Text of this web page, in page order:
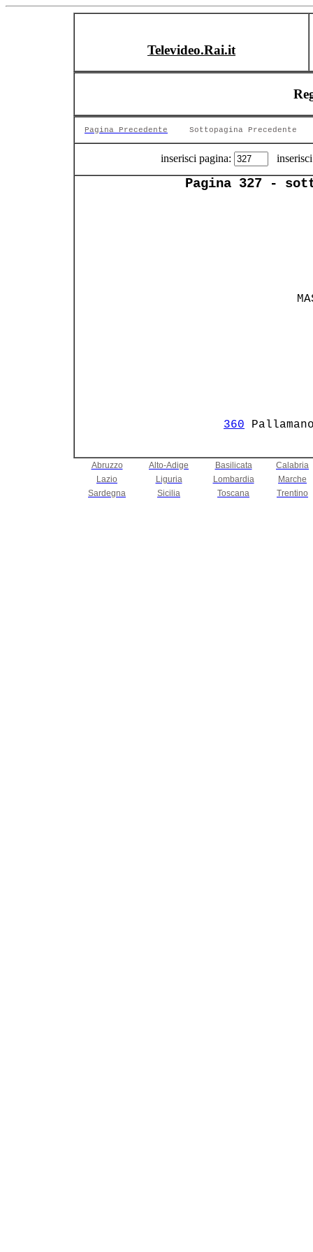
Televideo.Rai.it
Pagina Precedente Sottopagina Precedente
inserisci pagina:
Pagina 327 -
360
Abruzzo Alto-Adige Basilicata
Calabria
Lazio
Liguria Lombardia
Marche
Sardegna
Sicilia Toscana Trentino